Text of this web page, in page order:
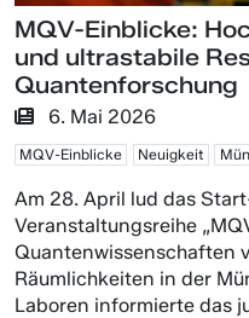
MQV-Einblicke:
und ultrastabile
Quantenforschung
6. Mai 2026
MQV-Einblicke Neuigkeit
Am 28. April lud das
Veranstaltungsreihe
Quantenwissenschaften
Räumlichkeiten in der
Laboren informierte das